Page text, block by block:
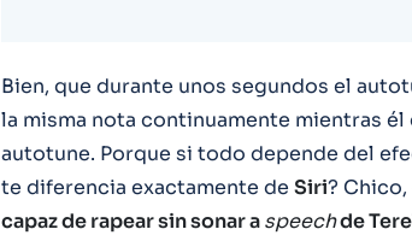
Bien, que durante unos segundos el
la misma nota continuamente mientras
autotune. Porque si todo depende del
te diferencia exactamente de Siri?
capaz de rapear sin sonar aspeechde